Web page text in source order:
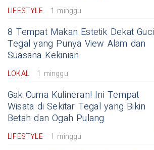
LIFESTYLE 1 minggu
8 Tempat Makan Estetik Dekat Guci
Tegal yang Punya View Alam dan
Suasana Kekinian
LOKAL 1 minggu
Gak Cuma Kulineran! Ini Tempat
Wisata di Sekitar Tegal yang Bikin
Betah dan Ogah Pulang
LIFESTYLE 1 minggu